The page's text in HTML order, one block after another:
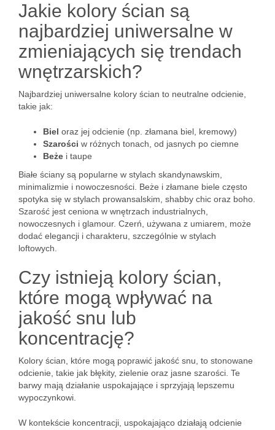
Jakie kolory ścian są
najbardziej uniwersalne w
zmieniających się trendach
wnętrzarskich?
Najbardziej uniwersalne kolory ścian to neutralne odcienie,
takie jak:
Biel oraz jej odcienie (np. złamana biel, kremowy)
Szarości w różnych tonach, od jasnych po ciemne
Beże i taupe
Białe ściany są popularne w stylach skandynawskim,
minimalizmie i nowoczesności. Beże i złamane biele często
spotyka się w stylach prowansalskim, shabby chic oraz boho.
Szarość jest ceniona w wnętrzach industrialnych,
nowoczesnych i glamour. Czerń, używana z umiarem, może
dodać elegancji i charakteru, szczególnie w stylach
loftowych.
Czy istnieją kolory ścian,
które mogą wpływać na
jakość snu lub
koncentrację?
Kolory ścian, które mogą poprawić jakość snu, to stonowane
odcienie, takie jak błękity, zielenie oraz jasne szarości. Te
barwy mają działanie uspokajające i sprzyjają lepszemu
wypoczynkowi.
W kontekście koncentracji, uspokajająco działają odcienie